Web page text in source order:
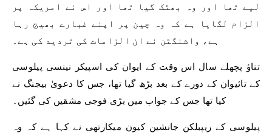
لیے تھا اور وہ بھٹک گیا تھا اور اس نے امریکہ پر
الزام لگایا ہے کہ وہ چین پر اپنے غبارے بھیج رہا
ہے، واشنگٹن نے ان الزامات کی تردید کی ہے۔
تناؤ پچھلے سال اس وقت کے ایوان کی اسپیکر نینسی پیلوسی
کے تائیوان کے دورے کے بعد بڑھ گیا تھا، جس کا دعویٰ بیجنگ نے
کیا تھا جس کے جواب میں بڑی فوجی مشقیں کی گئیں۔
پیلوسی کے ریپبلکن جانشین کیون میکارتھی نے کہا ہے کہ وہ